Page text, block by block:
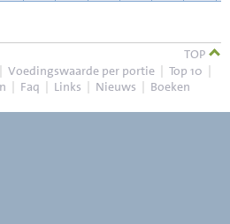
TOP
| Voedingswaarde per portie | Top 10 |
| Faq | Links | Nieuws | Boeken